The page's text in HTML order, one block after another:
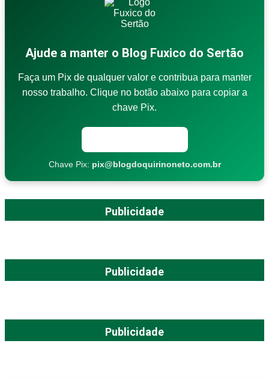
Ajude a manter o Blog Fuxico do Sertão
Faça um Pix de qualquer valor e contribua para manter
nosso trabalho. Clique no botão abaixo para copiar a
chave Pix.
Chave Pix: pix@blogdoquirinoneto.com.br
Publicidade
Publicidade
Publicidade